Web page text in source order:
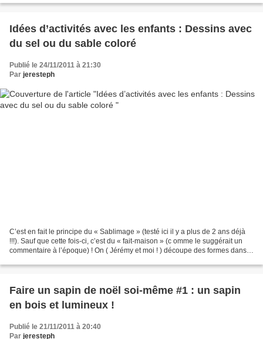
Idées d’activités avec les enfants : Dessins avec
du sel ou du sable coloré
Publié le 24/11/2011 à 21:30
Par jeresteph
C’est en fait le principe du « Sablimage » (testé ici il y a plus de 2 ans déjà
!!!). Sauf que cette fois-ci, c’est du « fait-maison » (c omme le suggérait un
commentaire à l’époque) ! On ( Jérémy et moi ! ) découpe des formes dans
Faire un sapin de noël soi-même #1 : un sapin
en bois et lumineux !
Publié le 21/11/2011 à 20:40
Par jeresteph